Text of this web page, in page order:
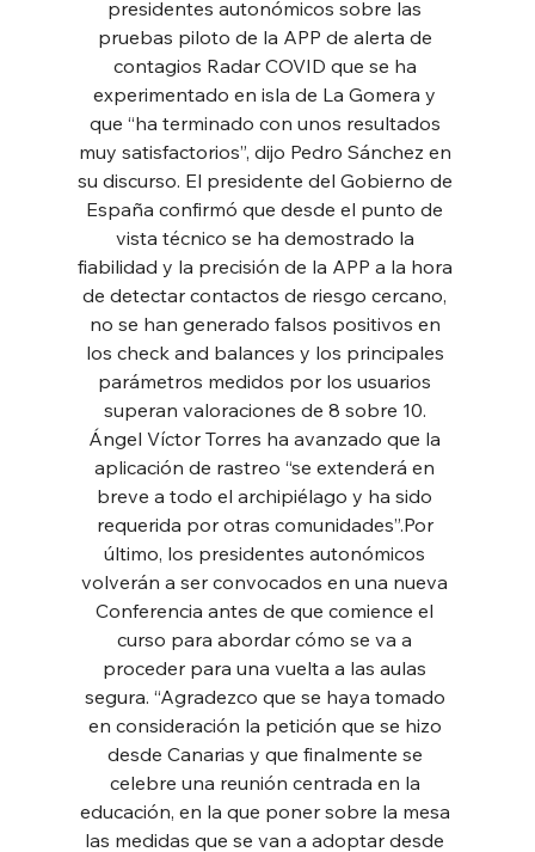
presidentes autonómicos sobre las
pruebas piloto de la APP de alerta de
contagios Radar COVID que se ha
experimentado en isla de La Gomera y
que “ha terminado con unos resultados
muy satisfactorios”, dijo Pedro Sánchez en
su discurso. El presidente del Gobierno de
España confirmó que desde el punto de
vista técnico se ha demostrado la
fiabilidad y la precisión de la APP a la hora
de detectar contactos de riesgo cercano,
no se han generado falsos positivos en
los check and balances y los principales
parámetros medidos por los usuarios
superan valoraciones de 8 sobre 10.
Ángel Víctor Torres ha avanzado que la
aplicación de rastreo “se extenderá en
breve a todo el archipiélago y ha sido
requerida por otras comunidades”.Por
último, los presidentes autonómicos
volverán a ser convocados en una nueva
Conferencia antes de que comience el
curso para abordar cómo se va a
proceder para una vuelta a las aulas
segura. “Agradezco que se haya tomado
en consideración la petición que se hizo
desde Canarias y que finalmente se
celebre una reunión centrada en la
educación, en la que poner sobre la mesa
las medidas que se van a adoptar desde